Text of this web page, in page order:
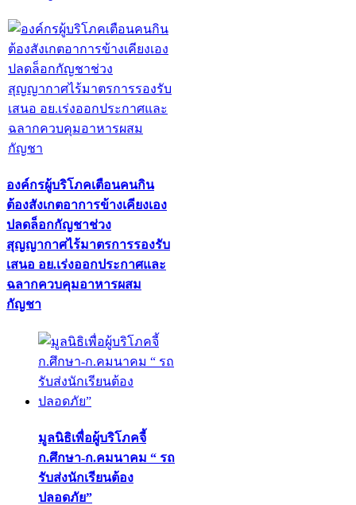
องค์กรผู้บริโภคเตือนคนกิน
ต้องสังเกตอาการข้างเคียงเอง
ปลดล็อกกัญชาช่วง
สุญญากาศไร้มาตรการรองรับ
เสนอ อย.เร่งออกประกาศและ
ฉลากควบคุมอาหารผสม
กัญชา
มูลนิธิเพื่อผู้บริโภคจี้
ก.ศึกษา-ก.คมนาคม “ รถ
รับส่งนักเรียนต้อง
ปลอดภัย”